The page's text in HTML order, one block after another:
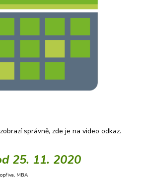
správně, zde je na video odkaz.
25. 11. 2020
MBA